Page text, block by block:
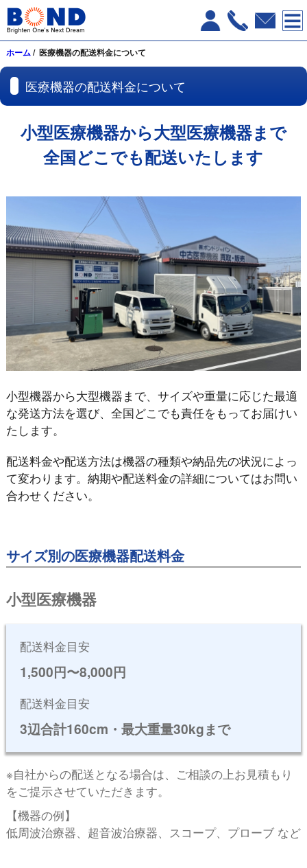
ホーム/ 医療機器の配送料⾦について
医療機器の配送料⾦について
⼩型医療機器から⼤型医療機器まで
全国どこでも配送いたします
⼩型機器から⼤型機器まで、サイズや重量に応じた最適
な発送⽅法を選び、全国どこでも責任をもってお届けい
たします。
配送料⾦や配送⽅法は機器の種類や納品先の状況によっ
て変わります。納期や配送料⾦の詳細についてはお問い
合わせください。
サイズ別の医療機器配送料⾦
⼩型医療機器
配送料⾦⽬安
1,500円〜8,000円
配送料⾦⽬安
3辺合計160cm・最⼤重量30kgまで
※⾃社からの配送となる場合は、ご相談の上お⾒積もり
をご提⽰させていただきます。
【機器の例】
低周波治療器、超⾳波治療器、スコープ、プローブ など